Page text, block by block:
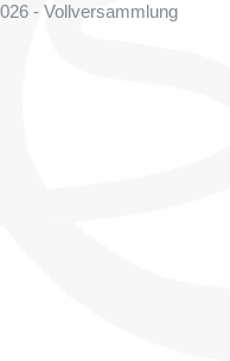
- Vollversammlung